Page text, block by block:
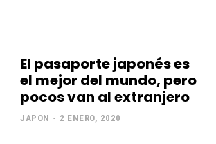
El pasaporte japonés es
el mejor del mundo, pero
pocos van al extranjero
JAPON - 2 ENERO, 2020